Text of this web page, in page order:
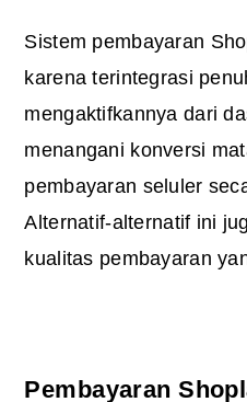
Sistem pembayaran
karena terintegrasi
mengaktifkannya dari
menangani konversi
pembayaran seluler
Alternatif-alternatif ini
kualitas pembayaran
Pembayaran